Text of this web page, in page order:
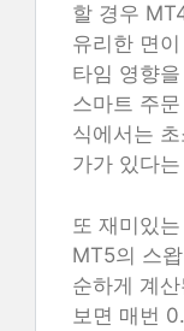
할 경우
유리한 면
타임 영향
스마트 주
식에서는
가가 있다
또 재미있
MT5의 스
순하게 계
보면 매번